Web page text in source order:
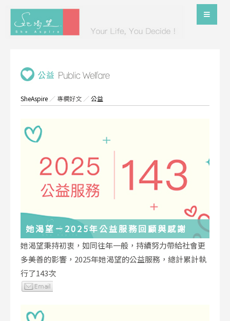
SheAspire ／專欄好文 ／公益
她渴望－2025年公益服務回顧與感謝
她渴望秉持初衷，如同往年一般，持續努力帶給社會更
多美善的影響，2025年她渴望的公益服務，總計累計執
行了143次